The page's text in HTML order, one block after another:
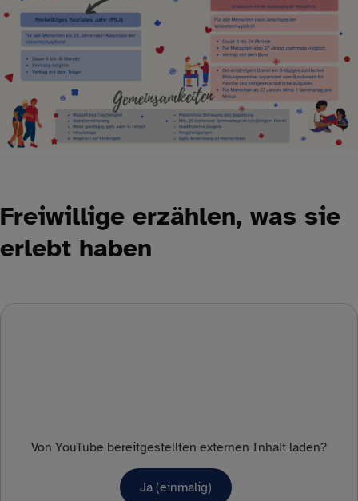
Freiwillige erzählen, was sie
erlebt haben
Von YouTube bereitgestellten externen Inhalt laden?
Ja (einmalig)